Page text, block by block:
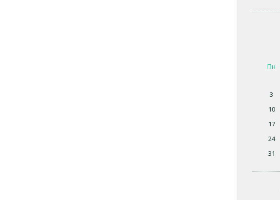
Пн
3
10
17
24
31